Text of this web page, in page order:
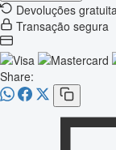
Devoluções
Transação segura
Share: